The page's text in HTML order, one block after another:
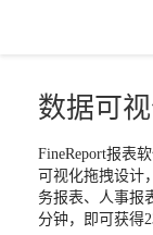
数据可
FineReport报表
可视化拖拽设计
务报表、人事报
分钟，即可获得